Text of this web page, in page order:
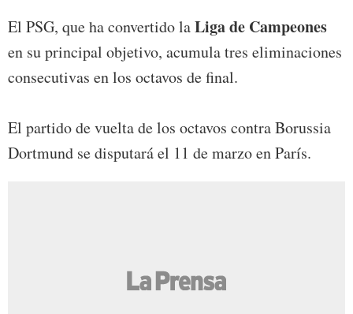
El PSG, que ha convertido laLiga de Campeones
en su principal objetivo, acumula tres eliminaciones
consecutivas en los octavos de final.
El partido de vuelta de los octavos contra Borussia
Dortmund se disputará el 11 de marzo en París.